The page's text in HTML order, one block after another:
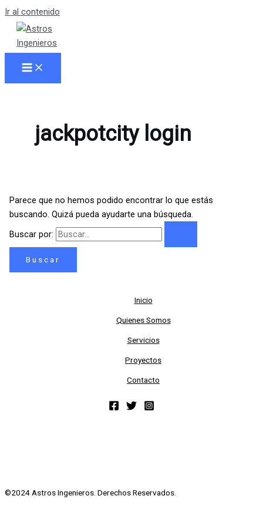
Ir al contenido
jackpotcity login
Parece que no hemos podido encontrar lo que estás
buscando. Quizá pueda ayudarte una búsqueda.
Buscar por:
Inicio
Quienes Somos
Servicios
Proyectos
Contacto
©2024 Astros Ingenieros. Derechos Reservados.